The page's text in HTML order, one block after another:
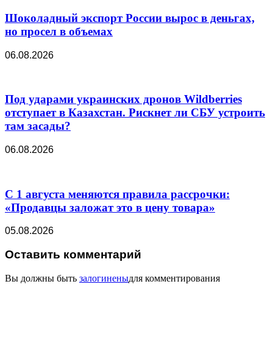
Шоколадный экспорт России вырос в деньгах,
но просел в объемах
06.08.2026
Под ударами украинских дронов Wildberries
отступает в Казахстан. Рискнет ли СБУ устроить
там засады?
06.08.2026
С 1 августа меняются правила рассрочки:
«Продавцы заложат это в цену товара»
05.08.2026
Оставить комментарий
Вы должны быть залогиненыдля комментирования